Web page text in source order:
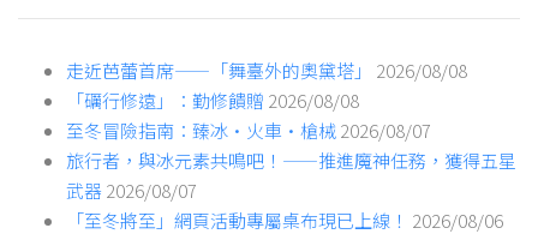
走近芭蕾首席——「舞臺外的奧黛塔」
2026/08/08
「礪行修遠」：勤修饋贈 2026/08/08
至冬冒險指南：臻冰·火車·槍械2026/08/07
旅行者，與冰元素共鳴吧！——推進魔神任務，獲得五星
武器2026/08/07
「至冬將至」網頁活動專屬桌布現已上線！ 2026/08/06